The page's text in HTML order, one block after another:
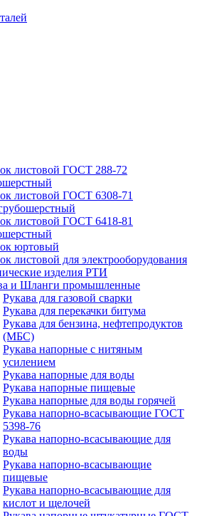
листовой ГОСТ 288-72
листовой ГОСТ 6308-71
листовой ГОСТ 6418-81
юртовый
листовой для электрооборудования
изделия РТИ
и Шланги промышленные
Рукава для газовой сварки
Рукава для перекачки битума
Рукава для бензина, нефтепродуктов
(МБС)
Рукава напорные с нитяным
усилением
Рукава напорные для воды
Рукава напорные пищевые
Рукава напорные для воды горячей
Рукава напорно-всасывающие ГОСТ
5398-76
Рукава напорно-всасывающие для
воды
Рукава напорно-всасывающие
пищевые
Рукава напорно-всасывающие для
кислот и щелочей